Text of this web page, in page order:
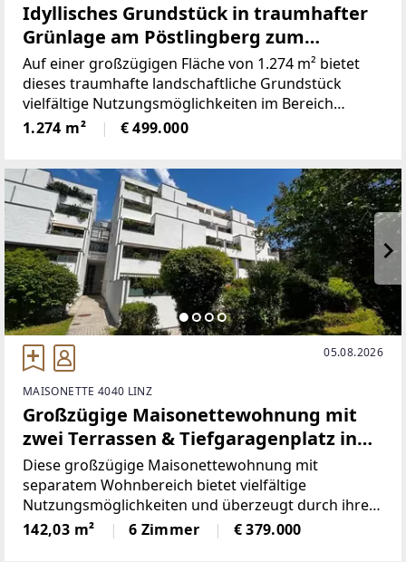
Idyllisches Grundstück in traumhafter
Grünlage am Pöstlingberg zum
Verkauf!
Auf einer großzügigen Fläche von 1.274 m² bietet
dieses traumhafte landschaftliche Grundstück
vielfältige Nutzungsmöglichkeiten im Bereich
Wohnen oder Anlageobjekte.Die Liegenschaft
eignet sich ideal für alle, die ihre Freizeit inmitten
1.274 m² € 499.000
05.08.2026
MAISONETTE 4040 LINZ
Großzügige Maisonettewohnung mit
zwei Terrassen & Tiefgaragenplatz in
Sackgassenlage
Diese großzügige Maisonettewohnung mit
separatem Wohnbereich bietet vielfältige
Nutzungsmöglichkeiten und überzeugt durch ihre
großzügige Raumaufteilung sowie ihr großes
Entwicklungspotenzial.Der separate Wohnbereich
142,03 m² 6 Zimmer € 379.000